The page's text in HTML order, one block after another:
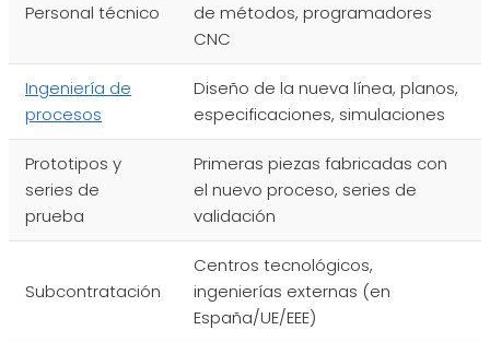
Personal técnico
de métodos, programadores
CNC
Ingeniería de
procesos
Diseño de la nueva línea, planos,
especificaciones, simulaciones
Prototipos y
series de
prueba
Primeras piezas fabricadas con
el nuevo proceso, series de
validación
Subcontratación
Centros tecnológicos,
ingenierías externas (en
España/UE/EEE)